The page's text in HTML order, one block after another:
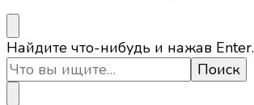
Ищите
что-
то?
Найдите что-нибудь и нажав Enter.